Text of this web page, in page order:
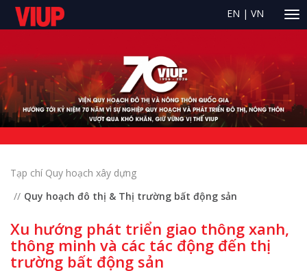
EN | VN
Tạp chí Quy hoạch xây dựng
Quy hoạch đô thị & Thị trường bất động sản
Xu hướng phát triển giao thông xanh,
thông minh và các tác động đến thị
trường bất động sản